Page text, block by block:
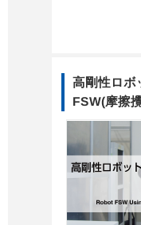
高剛性ロボ
FSW(摩擦